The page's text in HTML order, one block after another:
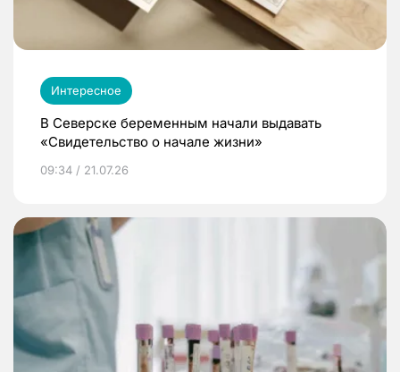
Интересное
В Северске беременным начали выдавать
«Свидетельство о начале жизни»
09:34 / 21.07.26